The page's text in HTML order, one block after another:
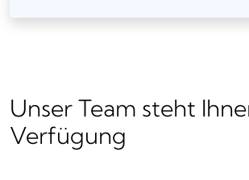
Unser Team steht
Verfügung